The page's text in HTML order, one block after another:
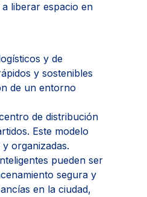
liberar espacio en
y de
y sostenibles
de un entorno
de distribución
Este modelo
organizadas.
pueden ser
segura y
en la ciudad,